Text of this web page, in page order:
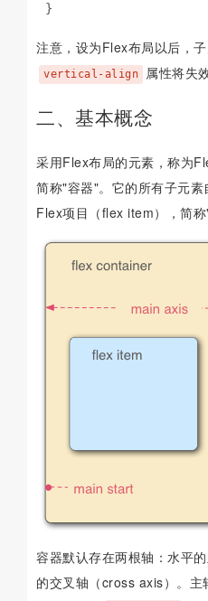
}
注意，设为Flex布局以后，
vertical-align 属性将失效
二、基本概念
采用Flex布局的元素，称为
简称"容器"。它的所有子元
Flex项目（flex item），简称"
容器默认存在两根轴：水平
的交叉轴（cross axis）。